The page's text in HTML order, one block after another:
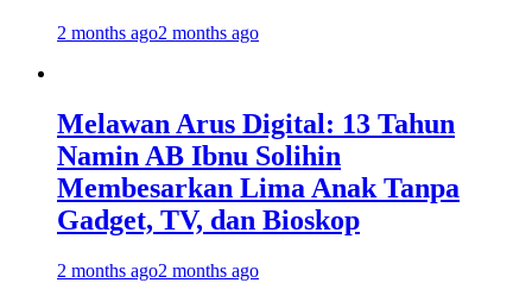
2 months ago2 months ago
Melawan Arus Digital: 13 Tahun
Namin AB Ibnu Solihin
Membesarkan Lima Anak Tanpa
Gadget, TV, dan Bioskop
2 months ago2 months ago